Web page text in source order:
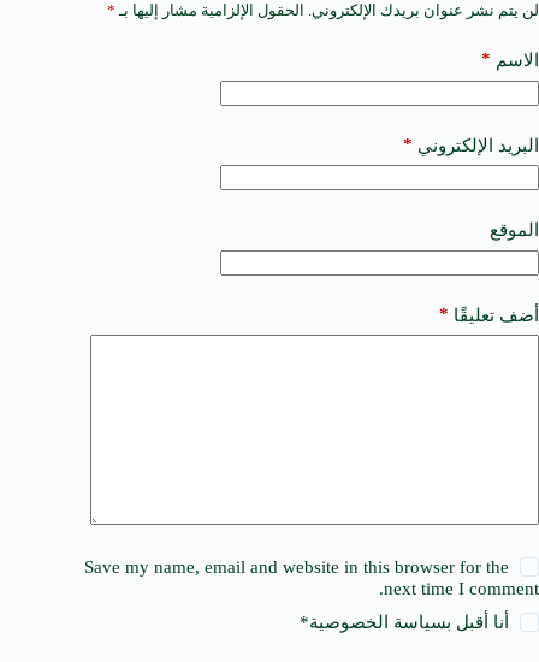
لن يتم نشر عنوان بريدك الإلكتروني. الحقول الإلزامية مشار إليها بـ *
الاسم *
البريد الإلكتروني *
الموقع
أضف تعليقًا *
Save my name, email and website in this browser for the
next time I comment.
أنا أقبل بسياسة الخصوصية*
A
t
e
a
t
i
e
: